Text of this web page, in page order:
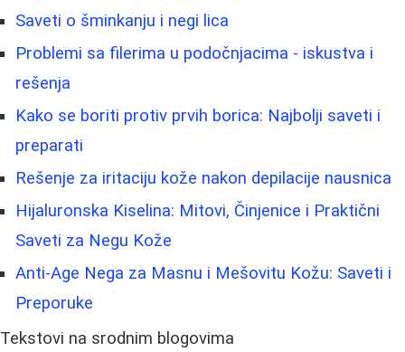
Saveti o šminkanju i negi lica
Problemi sa filerima u podočnjacima - iskustva i
rešenja
Kako se boriti protiv prvih borica: Najbolji saveti i
preparati
Rešenje za iritaciju kože nakon depilacije nausnica
Hijaluronska Kiselina: Mitovi, Činjenice i Praktični
Saveti za Negu Kože
Anti-Age Nega za Masnu i Mešovitu Kožu: Saveti i
Preporuke
Tekstovi na srodnim blogovima